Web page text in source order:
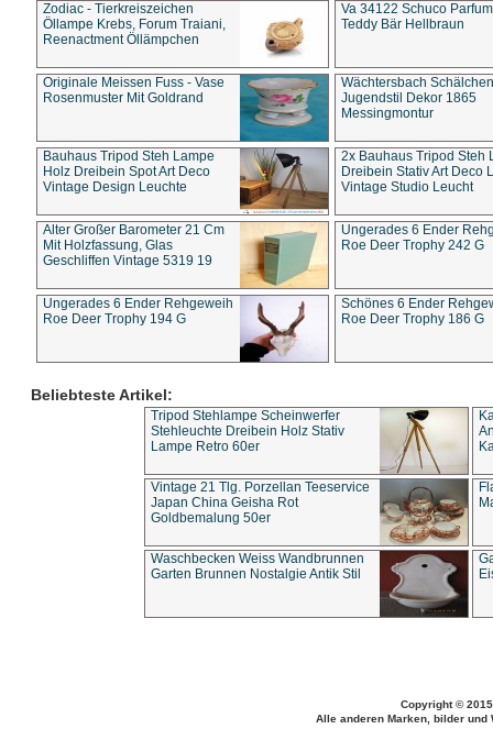
Zodiac - Tierkreiszeichen
Öllampe Krebs, Forum Traiani,
Reenactment Öllämpchen
Va 34122 Schuco
Teddy Bär Hellbraun
Originale Meissen Fuss - Vase
Rosenmuster Mit Goldrand
Wächtersbach Schälchen
Jugendstil Dekor 1865
Messingmontur
Bauhaus Tripod Steh Lampe
Holz Dreibein Spot Art Deco
Vintage Design Leuchte
2x Bauhaus Tripod Steh
Dreibein Stativ Art Deco
Vintage Studio Leucht
Alter Großer Barometer 21 Cm
Mit Holzfassung, Glas
Geschliffen Vintage 5319 19
Ungerades 6 Ender
Roe Deer Trophy 242 G
Ungerades 6 Ender Rehgeweih
Roe Deer Trophy 194 G
Schönes 6 Ender
Roe Deer Trophy 186 G
Beliebteste Artikel:
Tripod Stehlampe Scheinwerfer
Stehleuchte Dreibein Holz Stativ
Lampe Retro 60er
Vintage 21 Tlg. Porzellan Teeservice
Japan China Geisha Rot
Goldbemalung 50er
Waschbecken Weiss Wandbrunnen
Garten Brunnen Nostalgie Antik Stil
Copyright ©
Alle anderen Marken, bilder und